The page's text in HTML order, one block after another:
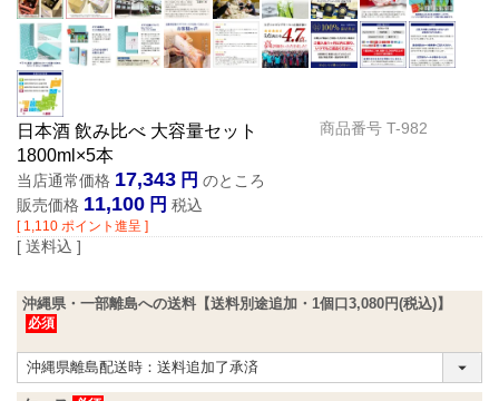
日本酒 飲み比べ 大容量セット
1800ml×5本
商品番号 T-982
当店通常価格 17,343
のところ
販売価格 11,100 税込
[ 1,110 ポイント進呈 ]
送料込
沖縄県・一部離島への送料【送料別途追加・1個口3,080円(税込)】